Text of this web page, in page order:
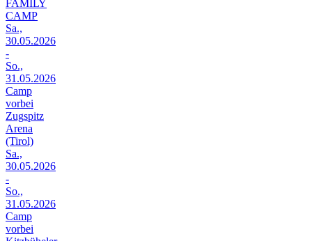
FAMILY
CAMP
Sa.,
30.05.2026
-
So.,
31.05.2026
Camp
vorbei
Zugspitz
Arena
(Tirol)
Sa.,
30.05.2026
-
So.,
31.05.2026
Camp
vorbei